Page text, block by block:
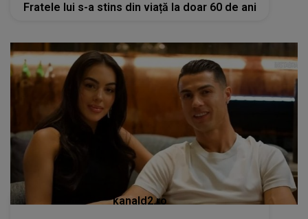
Fratele lui s-a stins din viață la doar 60 de ani
kanald2.ro